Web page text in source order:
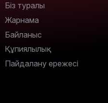
Біз туралы
Жарнама
Байланыс
Құпиялылық
Пайдалану ережесі